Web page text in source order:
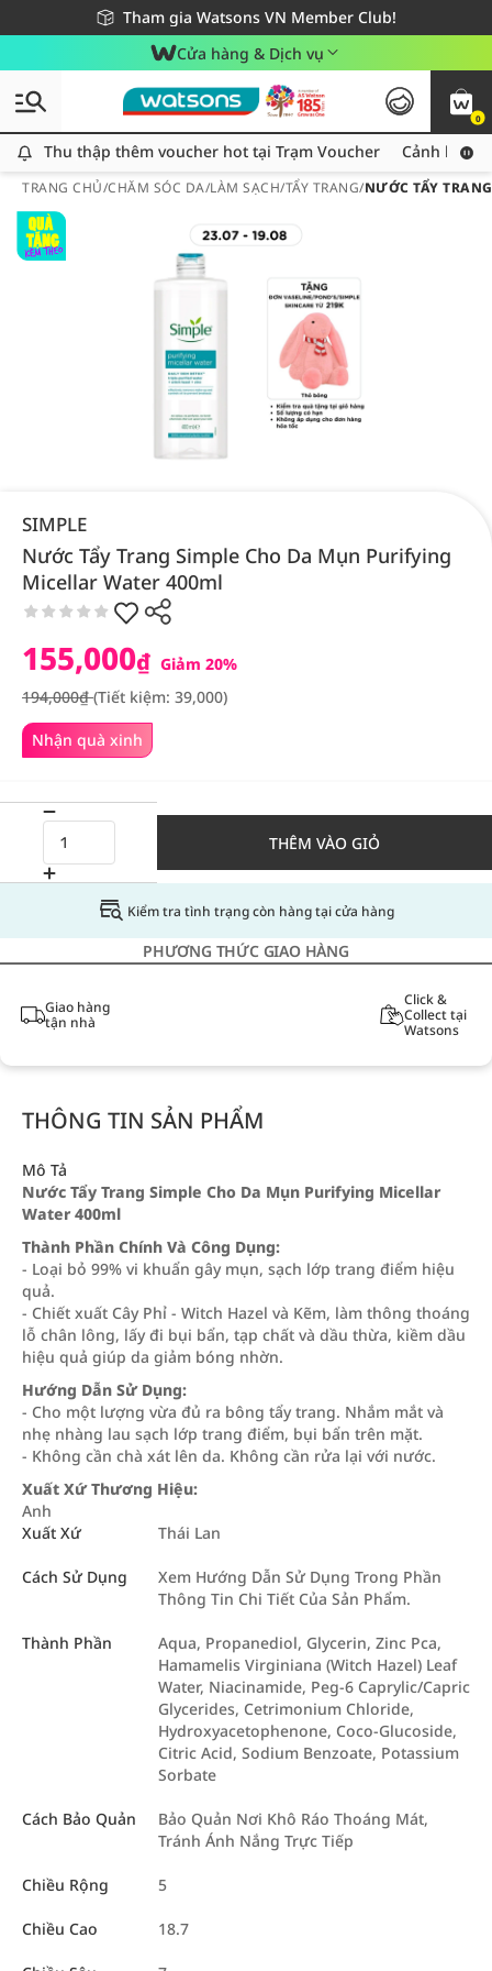
Tham gia Watsons VN Member Club!
Miễn phí giao hàng cho đơn hàng từ 249,000Đ
Giao hàng nhanh 24h - Áp dụng khu vực TP. Hồ Chí Minh
Cửa hàng & Dịch vụ
0
Thu thập thêm voucher hot tại Trạm Voucher
Thu thập thêm voucher hot tại Trạm Voucher Cảnh báo
TRANG CHỦ/CHĂM SÓC DA/LÀM SẠCH/TẨY TRANG/NƯỚC TẨY
SIMPLE
Nước Tẩy Trang Simple Cho Da Mụn Purifying
Micellar Water 400ml
Nhận quà xinh
155,000₫ Giảm 20%
194,000₫(Tiết kiệm: 39,000)
THÊM VÀO GIỎ
Kiểm tra tình trạng còn hàng tại cửa hàng
PHƯƠNG THỨC GIAO HÀNG
Giao hàng
tận nhà
Click &
Collect tại
Watsons
THÔNG TIN SẢN PHẨM
Mô Tả
Nước Tẩy Trang Simple Cho Da Mụn Purifying Micellar
Water 400ml
Thành Phần Chính Và Công Dụng:
- Loại bỏ 99% vi khuẩn gây mụn, sạch lớp trang điểm hiệu
quả.
- Chiết xuất Cây Phỉ - Witch Hazel và Kẽm, làm thông thoáng
lỗ chân lông, lấy đi bụi bẩn, tạp chất và dầu thừa, kiềm dầu
hiệu quả giúp da giảm bóng nhờn.
Hướng Dẫn Sử Dụng:
- Cho một lượng vừa đủ ra bông tẩy trang. Nhắm mắt và
nhẹ nhàng lau sạch lớp trang điểm, bụi bẩn trên mặt.
- Không cần chà xát lên da. Không cần rửa lại với nước.
Xuất Xứ Thương Hiệu:
Anh
Xuất Xứ
Thái Lan
Cách Sử Dụng
Xem Hướng Dẫn Sử Dụng Trong Phần
Thông Tin Chi Tiết Của Sản Phẩm.
Thành Phần
Aqua, Propanediol, Glycerin, Zinc Pca,
Hamamelis Virginiana (Witch Hazel) Leaf
Water, Niacinamide, Peg-6 Caprylic/Capric
Glycerides, Cetrimonium Chloride,
Hydroxyacetophenone, Coco-Glucoside,
Citric Acid, Sodium Benzoate, Potassium
Sorbate
Cách Bảo Quản
Bảo Quản Nơi Khô Ráo Thoáng Mát,
Tránh Ánh Nắng Trực Tiếp
Chiều Rộng 5
Chiều Cao 18.7